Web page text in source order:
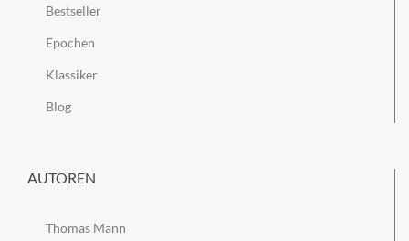
Bestseller
Epochen
Klassiker
Blog
AUTOREN
Thomas Mann